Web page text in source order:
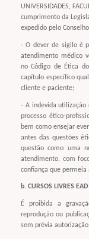
UNIVERSIDADES,
cumprimento da
expedido pelo
- O dever de sigilo é
atendimento médico
no Código de Ética
capítulo específico
cliente e paciente;
- A indevida utilização
processo ético-
bem como ensejar
antes das questões
questão como uma
atendimento, com
confiança que
b. CURSOS LIVRES
É proibida a
reprodução ou
sem prévia